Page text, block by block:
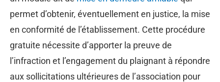
permet d’obtenir, éventuellement en justice, la mise
en conformité de l’établissement. Cette procédure
gratuite nécessite d’apporter la preuve de
l’infraction et l’engagement du plaignant à répondre
aux sollicitations ultérieures de l’association pour